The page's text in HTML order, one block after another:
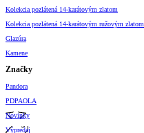
Kolekcia pozlátená 14-karátovým zlatom
Kolekcia pozlátená 14-karátovým ružovým zlatom
Glazúra
Kamene
Značky
Pandora
PDPAOLA
Novinky
Výpredaj